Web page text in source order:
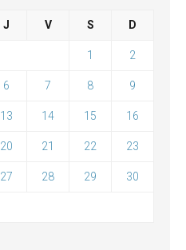
J V S D
1 2
6 7 8 9
13 14 15 16
20 21 22 23
27 28 29 30